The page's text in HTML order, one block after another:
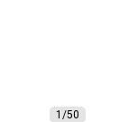
1/50